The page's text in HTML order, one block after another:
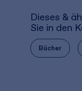
Dieses &
Sie in den
Bücher